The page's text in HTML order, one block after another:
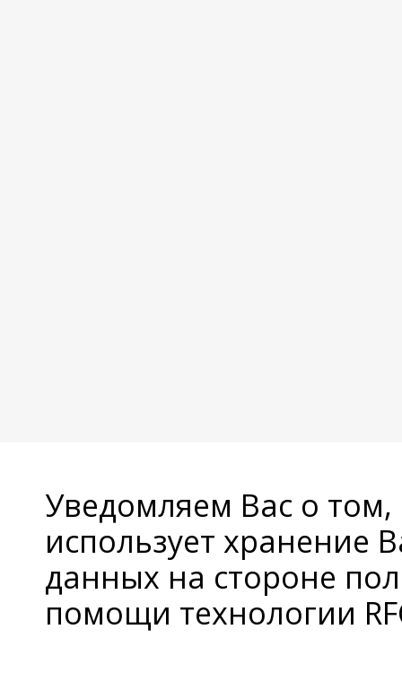
Уведомляем Вас о
использует хранение
данных на стороне
помощи технологии